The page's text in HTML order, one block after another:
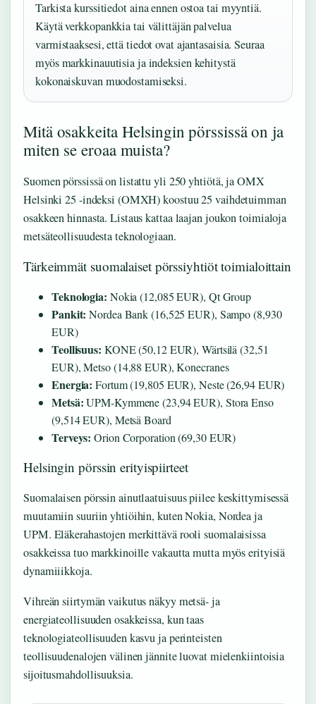
Tarkista kurssitiedot aina ennen ostoa tai myyntiä.
Käytä verkkopankkia tai välittäjän palvelua
varmistaaksesi, että tiedot ovat ajantasaisia. Seuraa
myös markkinauutisia ja indeksien kehitystä
kokonaiskuvan muodostamiseksi.
Mitä osakkeita Helsingin pörssissä on ja
miten se eroaa muista?
Suomen pörssissä on listattu yli 250 yhtiötä, ja OMX
Helsinki 25 -indeksi (OMXH) koostuu 25 vaihdetuimman
osakkeen hinnasta. Listaus kattaa laajan joukon toimialoja
metsäteollisuudesta teknologiaan.
Tärkeimmät suomalaiset pörssiyhtiöt toimialoittain
Teknologia: Nokia (12,085 EUR), Qt Group
Pankit: Nordea Bank (16,525 EUR), Sampo (8,930
EUR)
Teollisuus: KONE (50,12 EUR), Wärtsilä (32,51
EUR), Metso (14,88 EUR), Konecranes
Energia: Fortum (19,805 EUR), Neste (26,94 EUR)
Metsä:UPM-Kymmene (23,94 EUR), Stora Enso
(9,514 EUR), Metsä Board
Terveys: Orion Corporation (69,30 EUR)
Helsingin pörssin erityispiirteet
Suomalaisen pörssin ainutlaatuisuus piilee keskittymisessä
muutamiin suuriin yhtiöihin, kuten Nokia, Nordea ja
UPM. Eläkerahastojen merkittävä rooli suomalaisissa
osakkeissa tuo markkinoille vakautta mutta myös erityisiä
dynamiiikkoja.
Vihreän siirtymän vaikutus näkyy metsä- ja
energiateollisuuden osakkeissa, kun taas
teknologiateollisuuden kasvu ja perinteisten
teollisuudenalojen välinen jännite luovat mielenkiintoisia
sijoitusmahdollisuuksia.